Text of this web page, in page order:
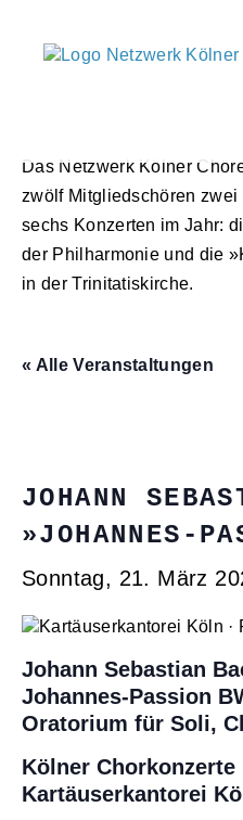
Chöre
Das Netzwerk Kölner
zwölf Mitgliedschören
sechs Konzerten im Jahr:
der Philharmonie und die
in der Trinitatiskirche.
« Alle Veranstaltungen
JOHANN
»JOHANNES-
Sonntag, 21. März
Johann Sebastian
Johannes-Passion
Oratorium für Soli,
Kölner Chorkonzerte
Kartäuserkantorei